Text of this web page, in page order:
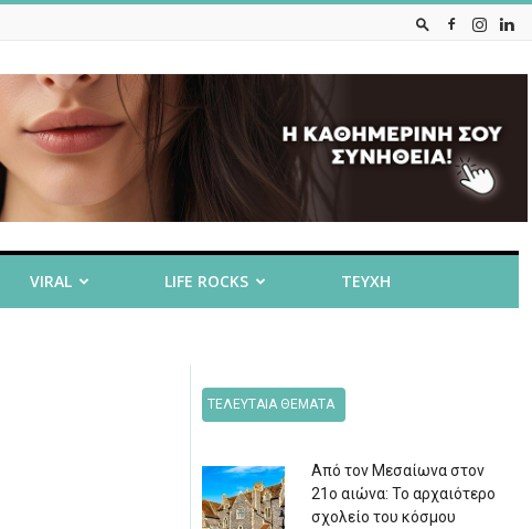
VIRAL LIFE ROCKS ΤΕΥΧΗ
ΤΕΛΕΥΤΑΙΑ ΘΕΜΑΤΑ
Από τον Μεσαίωνα στον
21ο αιώνα: Το αρχαιότερο
σχολείο του κόσμου